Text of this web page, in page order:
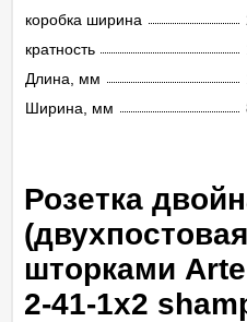
коробка ширина
кратность
Длина, мм
Ширина, мм
Розетка
шторками
2-41-1x2